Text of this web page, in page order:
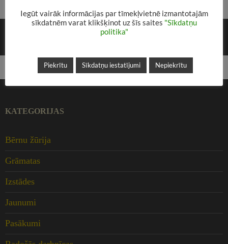
ATBILDĒT
KATEGORIJAS
Bērnu žūrija
Grāmatas
Izstādes
Jaunumi
Pasākumi
Iegūt vairāk informācijas par tīmekļvietnē izmantotajām
sīkdatnēm varat klikšķinot uz šīs saites "Sīkdatņu
politika"
Piekrītu Sīkdatņu iestatījumi Nepiekrītu